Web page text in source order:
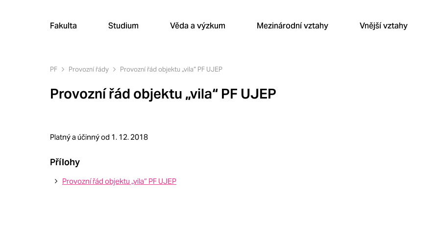
Fakulta Studium Věda a výzkum Mezinárodní vztahy Vnější vztahy
PF Provozní řády Provozní řád objektu „vila“ PF UJEP
Provozní řád objektu „vila“ PF UJEP
Platný a účinný od 1. 12. 2018
Přílohy
Provozní řád objektu „vila“ PF UJEP